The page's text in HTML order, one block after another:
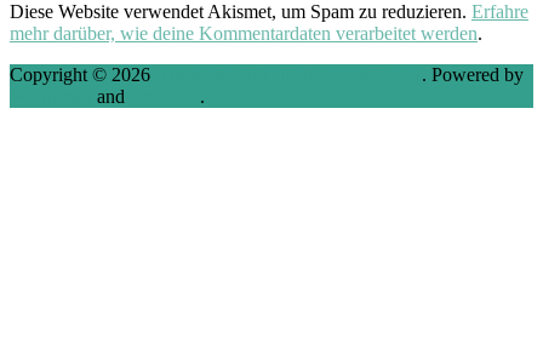
Diese Website verwendet Akismet, um Spam zu reduzieren. Erfahre
mehr darüber, wie deine Kommentardaten verarbeitet werden.
Copyright © 2026
. Powered by
and .